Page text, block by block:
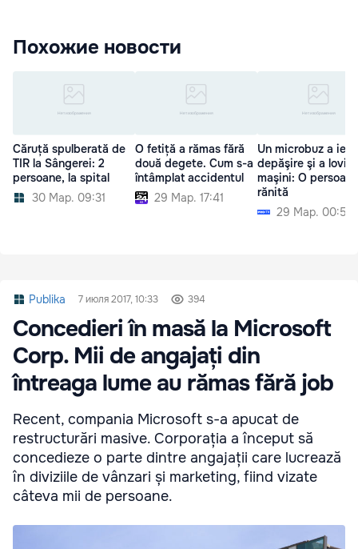
Похожие новости
Căruță spulberată de
TIR la Sângerei: 2
persoane, la spital
30 Мар. 09:31
O fetiță a rămas fără
două degete. Cum s-a
întâmplat accidentul
29 Мар. 17:41
Un microbuz a
depăşire şi a lovit
maşini: O
rănită
29 Мар. 00:52
Publika 7 июля 2017, 10:33 394
Concedieri în masă la Microsoft
Corp. Mii de angajați din
întreaga lume au rămas fără job
Recent, compania Microsoft s-a apucat de
restructurări masive. Corporația a început să
concedieze o parte dintre angajații care lucrează
în diviziile de vânzari și marketing, fiind vizate
câteva mii de persoane.